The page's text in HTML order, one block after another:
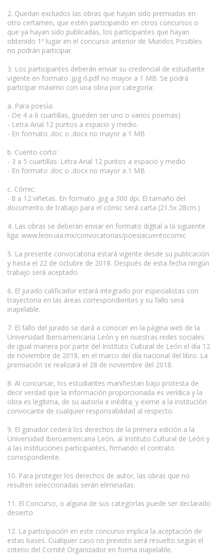
2. Quedan excluidos las obras que hayan sido premiadas en
otro certamen, que estén participando en otros concursos o
que ya hayan sido publicadas, los participantes que hayan
obtenido 1º lugar en el concurso anterior de Mundos Posibles
no podrán participar.
3. Los participantes deberán enviar su credencial de estudiante
vigente en formato .jpg ó.pdf no mayor a 1 MB. Se podrá
participar máximo con una obra por categoría:
a. Para poesía:
- De 4 a 6 cuartillas, (pueden ser uno o varios poemas)
- Letra Arial 12 puntos a espacio y medio.
- En formato .doc o .docx no mayor a 1 MB
b. Cuento corto:
- 3 a 5 cuartillas. Letra Arial 12 puntos a espacio y medio.
- En formato .doc o .docx no mayor a 1 MB
c. Cómic:
- 8 a 12 viñetas. En formato .jpg a 300 dpi. El tamaño del
documento de trabajo para el cómic será carta (21.5x 28cm.)
4. Las obras se deberán enviar en formato digital a la siguiente
liga: www.leon.uia.mx/convocatorias/poesiacuentocomic
5. La presente convocatoria estará vigente desde su publicación
y hasta el 22 de octubre de 2018. Después de esta fecha ningún
trabajo será aceptado.
6. El jurado calificador estará integrado por especialistas con
trayectoria en las áreas correspondientes y su fallo será
inapelable.
7. El fallo del jurado se dará a conocer en la página web de la
Universidad Iberoamericana León y en nuestras redes sociales
de igual manera por parte del Instituto Cultural de León el día 12
de noviembre de 2018, en el marco del día nacional del libro. La
premiación se realizará el 28 de noviembre del 2018.
8. Al concursar, los estudiantes manifiestan bajo protesta de
decir verdad que la información proporcionada es verídica y la
obra es legítima, de su autoría e inédita; y exime a la institución
convocante de cualquier responsabilidad al respecto.
9. El ganador cederá los derechos de la primera edición a la
Universidad Iberoamericana León, al Instituto Cultural de León y
a las instituciones participantes, firmando el contrato
correspondiente.
10. Para proteger los derechos de autor, las obras que no
resulten seleccionadas serán eliminadas.
11. El Concurso, o alguna de sus categorías puede ser declarado
desierto.
12. La participación en este concurso implica la aceptación de
estas bases. Cualquier caso no previsto será resuelto según el
criterio del Comité Organizador en forma inapelable.